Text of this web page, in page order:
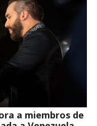
a miembros de